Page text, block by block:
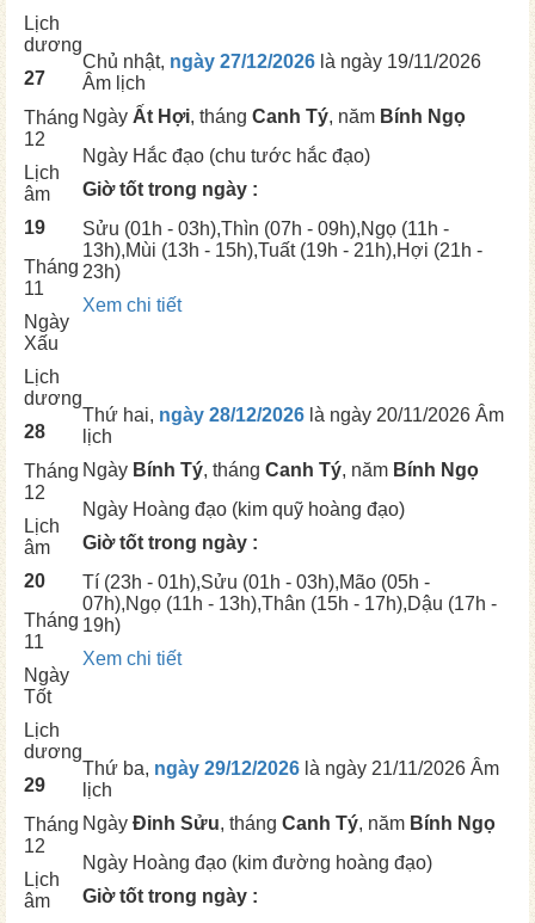
Lịch
dương
27
Tháng
12
Lịch
âm
19
Tháng
11
Ngày
Xấu
Chủ nhật, ngày 27/12/2026 là ngày 19/11/2026
Âm lịch
Ngày Ất Hợi, tháng Canh Tý, năm Bính Ngọ
Ngày Hắc đạo (chu tước hắc đạo)
Giờ tốt trong ngày :
Sửu (01h - 03h),Thìn (07h - 09h),Ngọ (11h -
13h),Mùi (13h - 15h),Tuất(19h - 21h),Hợi (21h -
23h)
Xem chi tiết
Lịch
dương
28
Tháng
12
Lịch
âm
20
Tháng
11
Ngày
Tốt
Thứ hai, ngày 28/12/2026 là ngày 20/11/2026 Âm
lịch
Ngày Bính Tý, tháng Canh Tý, năm Bính Ngọ
Ngày Hoàng đạo (kim quỹ hoàng đạo)
Giờ tốt trong ngày :
Tí (23h - 01h),Sửu (01h - 03h),Mão (05h -
07h),Ngọ (11h - 13h),Thân (15h - 17h),Dậu (17h -
19h)
Xem chi tiết
Lịch
dương
29
Tháng
12
Lịch
âm
Thứ ba, ngày 29/12/2026 là ngày 21/11/2026 Âm
lịch
Ngày Đinh Sửu, tháng Canh Tý, năm Bính Ngọ
Ngày Hoàng đạo (kim đường hoàng đạo)
Giờ tốt trong ngày :